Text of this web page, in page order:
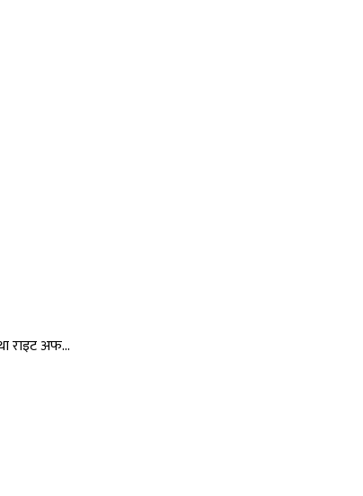
राइट अफ…